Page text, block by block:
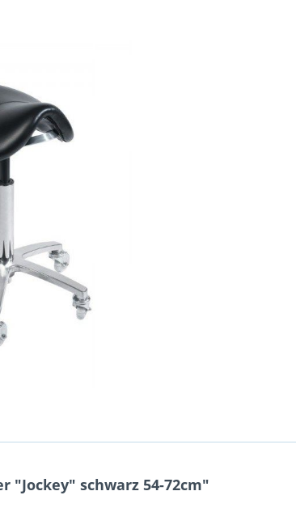
schwarz 54-72cm"